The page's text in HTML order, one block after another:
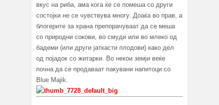
вкус на риба, ама кога ќе се помеша со други
состојки не се чувствува многу. Доаќа во прав, а
блогерите за храна препорачуваат да се меша
со природни сокови, во смуди или во млеко од
бадеми (или други јаткасти плодови) како дел
од појадок со житарки. Во некои земји веќе
почна да се продаваат пакувани напитоци со
Blue Majik.